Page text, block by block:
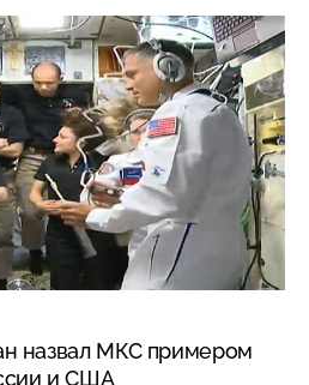
назвал МКС примером
и США